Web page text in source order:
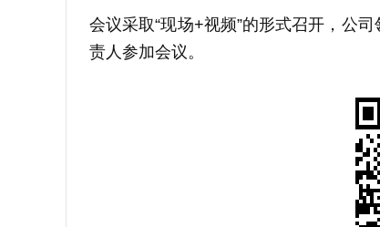
会议采取“现场+视频”的形式召开，公
责人参加会议。